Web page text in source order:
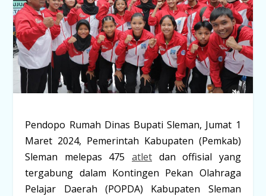
Pendopo Rumah Dinas Bupati Sleman, Jumat 1
Maret 2024, Pemerintah Kabupaten (Pemkab)
Sleman melepas 475 atlet dan offisial yang
tergabung dalam Kontingen Pekan Olahraga
Pelajar Daerah (POPDA) Kabupaten Sleman